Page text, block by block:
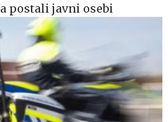
postali javni osebi